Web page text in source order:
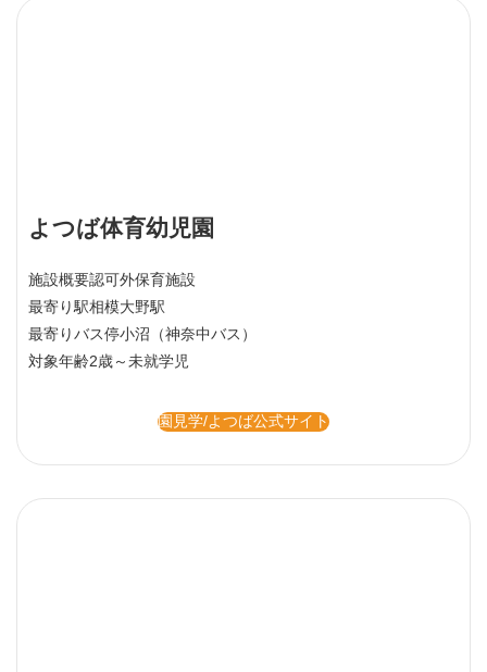
よつば体育幼児園
施設概要認可外保育施設
最寄り駅相模大野駅
最寄りバス停小沼（神奈中バス）
対象年齢2歳～未就学児
園見学/よつば公式サイト